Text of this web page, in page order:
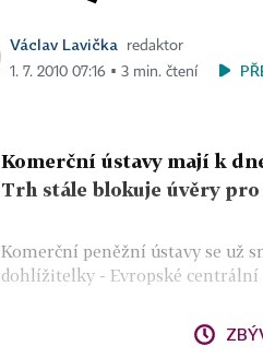
Václav Lavička
redaktor
1. 7. 2010 07:16 ▪ 3 min. čtení
Komerční ústavy mají k
Trh stále blokuje úvěry
Komerční peněžní ústavy se už
dohlížitelky - Evropské centrální